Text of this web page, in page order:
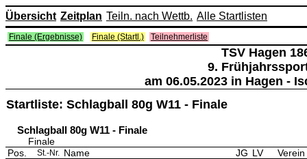
Übersicht Zeitplan Teiln. nach Wettb. Alle Startlisten
Finale (Ergebnisse) Finale (Startl.) Teilnehmerliste
TSV Hagen
9.
am 06.05.2023 in Hagen -
Startliste: Schlagball 80g W11 - Finale
Schlagball 80g W11 - Finale
Finale
Pos.
St.-Nr. Name JG LV Verein